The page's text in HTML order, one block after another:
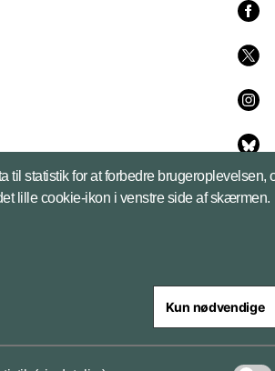
til statistik for at forbedre brugeroplevelsen,
lille cookie-ikon i venstre side af skærmen.
Kun nødvendige